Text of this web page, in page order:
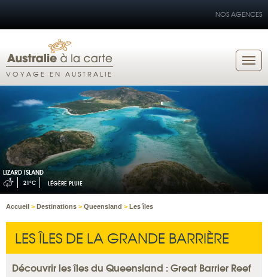
NOS AGENCES
VOYAGE EN AUSTRALIE
LIZARD ISLAND
21°C LÉGÈRE PLUIE
Accueil > Destinations > Queensland > Les îles
LES ÎLES DE LA GRANDE BARRIÈRE
Découvrir les îles du Queensland : Great Barrier Reef